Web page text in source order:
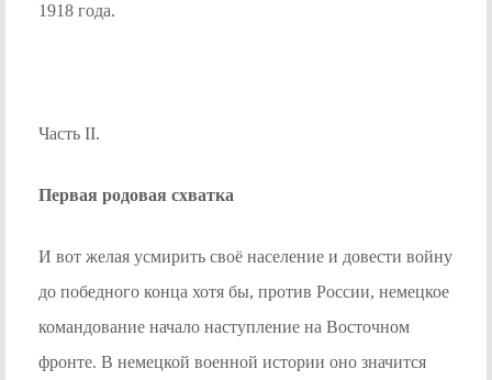
1918 года.
Часть II.
Первая родовая схватка
И вот желая усмирить своё население и довести войну
до победного конца хотя бы, против России, немецкое
командование начало наступление на Восточном
фронте. В немецкой военной истории оно значится